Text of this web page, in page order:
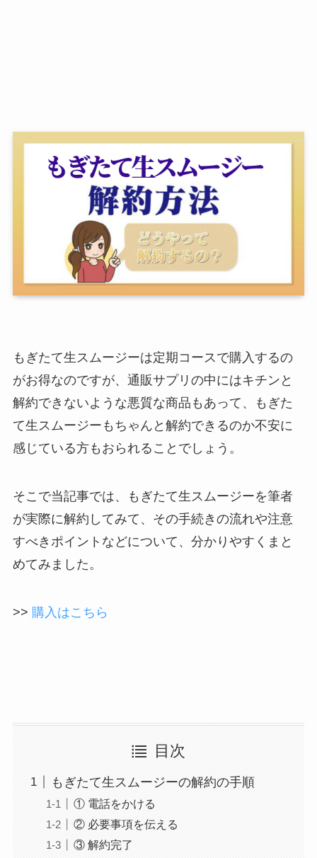
もぎたて生スムージーは定期コースで購入するの
がお得なのですが、通販サプリの中にはキチンと
解約できないような悪質な商品もあって、もぎた
て生スムージーもちゃんと解約できるのか不安に
感じている方もおられることでしょう。
そこで当記事では、もぎたて生スムージーを筆者
が実際に解約してみて、その手続きの流れや注意
すべきポイントなどについて、分かりやすくまと
めてみました。
>> 購入はこちら
目次
もぎたて生スムージーの解約の手順
① 電話をかける
② 必要事項を伝える
③ 解約完了